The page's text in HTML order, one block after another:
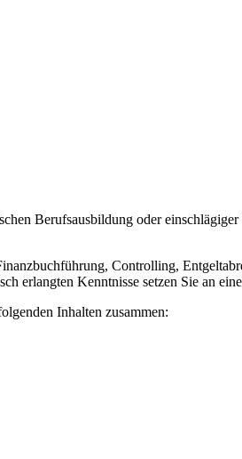
Berufsausbildung oder
Controlling,
erlangten Kenntnisse setzen Sie an
Inhalten zusammen: